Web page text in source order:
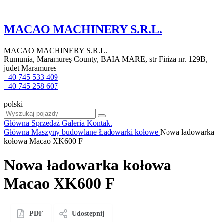
MACAO MACHINERY S.R.L.
MACAO MACHINERY S.R.L.
Rumunia, Maramureş County, BAIA MARE, str Firiza nr. 129B,
judet Maramures
+40 745 533 409
+40 745 258 607
polski
Główna Sprzedaż Galeria Kontakt
Główna Maszyny budowlane Ładowarki kołowe Nowa ładowarka
kołowa Macao XK600 F
Nowa ładowarka kołowa
Macao XK600 F
PDF Udostępnij